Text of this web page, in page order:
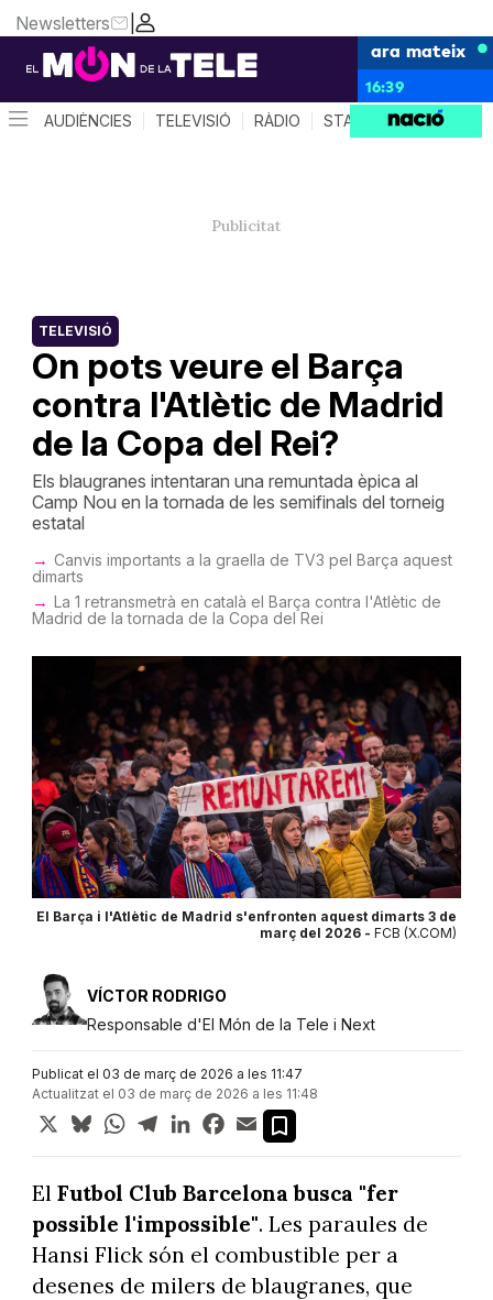
|
Newsletters
ara mateix
16:39
AUDIÈNCIES TELEVISIÓ RÀDIO STAR SYSTEM
On pots veure el Barça
contra l'Atlètic de Madrid
de la Copa del Rei?
TELEVISIÓ
Els blaugranes intentaran una remuntada èpica al
Camp Nou en la tornada de les semifinals del torneig
estatal
Canvis importants a la graella de TV3 pel Barça aquest
dimarts
La 1 retransmetrà en català el Barça contra l'Atlètic de
Madrid de la tornada de la Copa del Rei
El Barça i l'Atlètic de Madrid s'enfronten aquest dimarts 3 de
març del 2026 - FCB (X.COM)
VÍCTOR RODRIGO
Responsable d'El Món de la Tele i Next
Publicat el 03 de març de 2026 a les 11:47
Actualitzat el 03 de març de 2026 a les 11:48
X BlueskyWhatsApp
TelegramLinkedInFacebook
Email
El Futbol Club Barcelona busca "fer
possible l'impossible". Les paraules de
Hansi Flick són el combustible per a
desenes de milers de blaugranes, que